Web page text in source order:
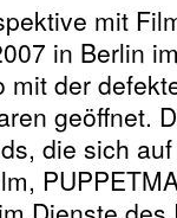
mit
in Berlin
mit der
geöffnet.
die sich